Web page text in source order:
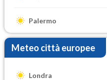
Palermo
Meteo città europee
Londra